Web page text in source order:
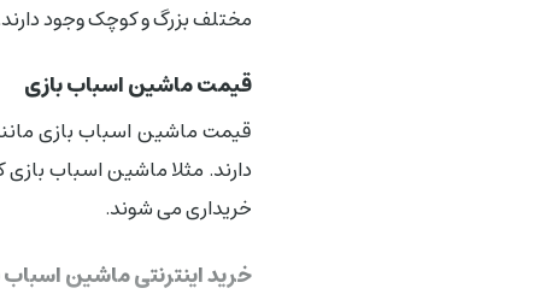
مختلف بزرگ و کوچک وجود
قیمت ماشین اسباب بازی
قیمت ماشین اسباب بازی
دارند. مثلا ماشین اسباب
خریداری می شوند.
خرید اینترنتی ماشین اسباب